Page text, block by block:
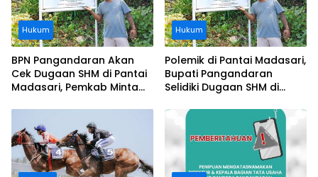
Hukum
BPN Pangandaran Akan
Cek Dugaan SHM di Pantai
Madasari, Pemkab Minta
Hukum
Polemik di Pantai Madasari,
Bupati Pangandaran
Selidiki Dugaan SHM di
Pantai